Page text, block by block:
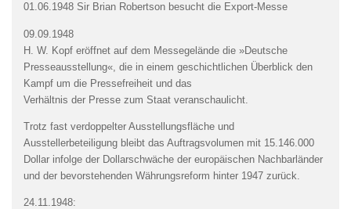
01.06.1948 Sir Brian Robertson besucht die Export-Messe
09.09.1948
H. W. Kopf eröffnet auf dem Messegelände die »Deutsche
Presseausstellung«, die in einem geschichtlichen Überblick den
Kampf um die Pressefreiheit und das
Verhältnis der Presse zum Staat veranschaulicht.
Trotz fast verdoppelter Ausstellungsfläche und
Ausstellerbeteiligung bleibt das Auftragsvolumen mit 15.146.000
Dollar infolge der Dollarschwäche der europäischen Nachbarländer
und der bevorstehenden Währungsreform hinter 1947 zurück.
24.11.1948: